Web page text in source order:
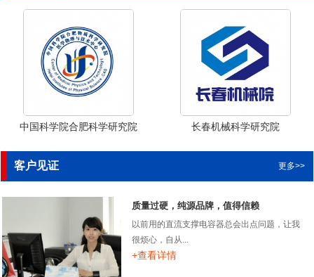
中国科学院合肥科学研究院 长春机械科学研究院
客户见证 更多>>
质量过硬，纯源品牌，值得信赖
以前用的直流支撑电容器总会出点问题，让我
很烦心，自从...
+查看详情